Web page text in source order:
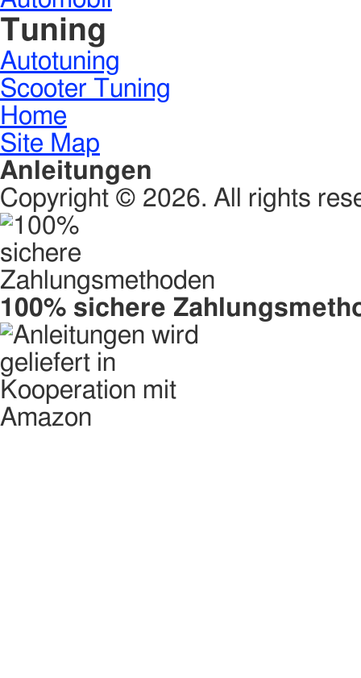
Tuning
Autotuning
Scooter Tuning
Home
Site Map
Anleitungen
Copyright © 2026. All rights
100% sichere